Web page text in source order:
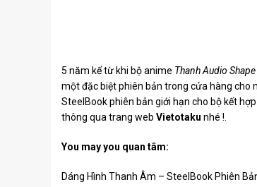
5 năm kể từ khi bộ anime Thanh Audio Shape
một đặc biệt phiên bản trong cửa hàng cho
SteelBook phiên bản giới hạn cho bộ kết
thông qua trang web Vietotaku nhé !.
You may you quan tâm:
Dáng Hình Thanh Âm – SteelBook Phiên